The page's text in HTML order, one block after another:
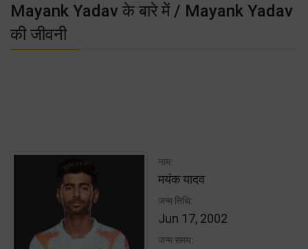
Mayank Yadav के बारे में / Mayank Yadav
की जीवनी
नाम:
मयंक यादव
जन्म तिथि:
Jun 17, 2002
जन्म समय: